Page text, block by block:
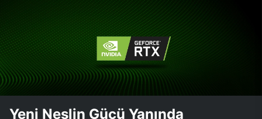
Yeni Neslin Gücü Yanında